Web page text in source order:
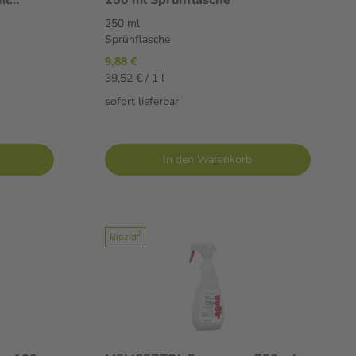
250 ml
Sprühflasche
9,88 €
39,52 € / 1 l
sofort lieferbar
In den Warenkorb
Biozid2